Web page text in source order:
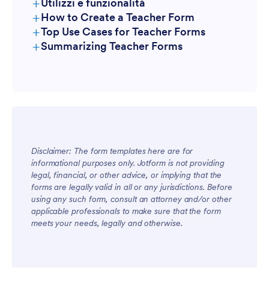
+How to Create a Teacher Form
+Top Use Cases for Teacher Forms
For Managers
For Teams
+Summarizing Teacher Forms
Disclaimer: The form templates here are for
informational purposes only. Jotform is not providing
legal, financial, or other advice, or implying that the
forms are legally valid in all or any jurisdictions. Before
using any such form, consult an attorney and/or other
applicable professionals to make sure that the form
meets your needs, legally and otherwise.